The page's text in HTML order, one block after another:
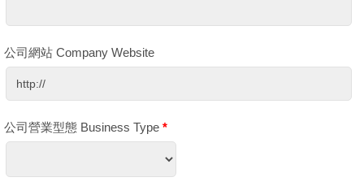
公司網站 Company Website
公司營業型態 Business Type *